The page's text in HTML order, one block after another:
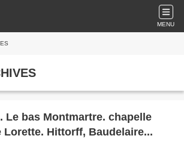
MENU
Le bas Montmartre. chapelle
Lorette. Hittorff, Baudelaire...